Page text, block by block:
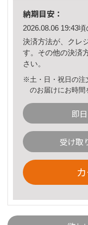
納期目安：
2026.08.06 19:43
決済方法が、クレ
す。その他の決済
さい。
※土・日・祝日の注
のお届けにお時間
即
受け取